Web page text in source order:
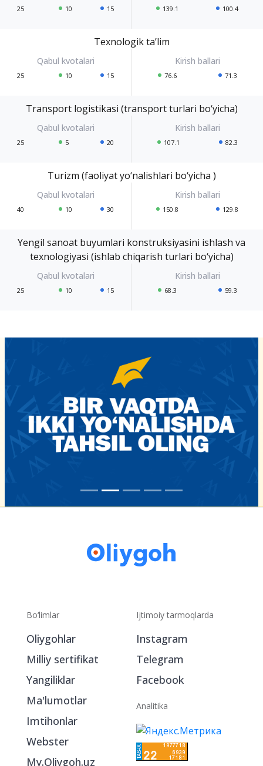
25 10 15 139.1 100.4
Texnologik ta’lim
25 10 15 76.6 71.3
Transport logistikasi (transport turlari bo‘yicha)
25 5 20 107.1 82.3
Turizm (faoliyat yo‘nalishlari bo‘yicha )
40 10 30 150.8 129.8
Yengil sanoat buyumlari konstruksiyasini ishlash va
texnologiyasi (ishlab chiqarish turlari bo‘yicha)
25 10 15 68.3 59.3
Bo‘limlar
Oliygohlar
Milliy sertifikat
Yangiliklar
Ma'lumotlar
Imtihonlar
Webster
My.Oliygoh.uz
Ijtimoiy tarmoqlarda
Instagram
Telegram
Facebook
Analitika